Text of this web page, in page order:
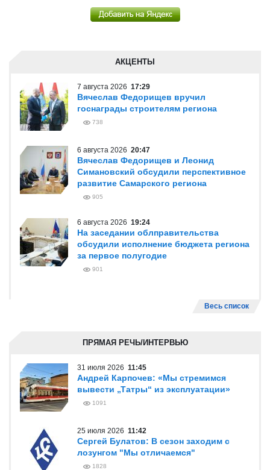
АКЦЕНТЫ
7 августа 2026 17:29
Вячеслав Федорищев вручил
госнаграды строителям региона
738
6 августа 2026 20:47
Вячеслав Федорищев и Леонид
Симановский обсудили перспективное
развитие Самарского региона
905
6 августа 2026 19:24
На заседании облправительства
обсудили исполнение бюджета региона
за первое полугодие
901
Весь список
ПРЯМАЯ РЕЧЬ/ИНТЕРВЬЮ
31 июля 2026 11:45
Андрей Карпочев: «Мы стремимся
вывести „Татры“ из эксплуатации»
1091
25 июля 2026 11:42
Сергей Булатов: В сезон заходим с
лозунгом "Мы отличаемся"
1828